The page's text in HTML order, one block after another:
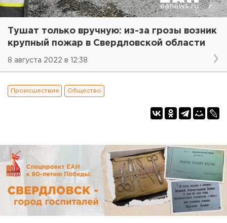
Тушат только вручную: из-за грозы возник
крупный пожар в Свердловской области
8 августа 2022 в 12:38
Происшествия Общество